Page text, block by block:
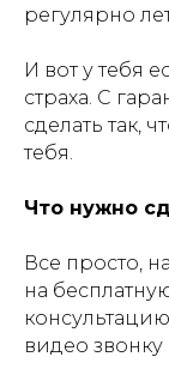
регулярно
И вот у тебя
страха. С
сделать так,
тебя.
Что нужно
Все просто,
на
видео звонку